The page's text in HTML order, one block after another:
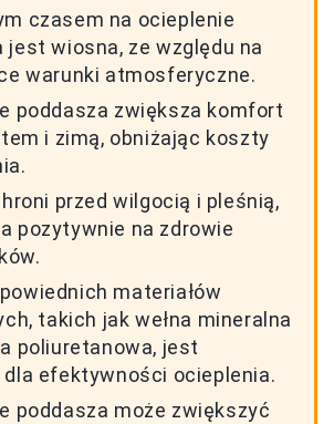
czasem na ocieplenie
jest wiosna, ze względu na
warunki atmosferyczne.
poddasza zwiększa komfort
i zimą, obniżając koszty
przed wilgocią i pleśnią,
pozytywnie na zdrowie
materiałów
takich jak wełna mineralna
poliuretanowa, jest
dla efektywności ocieplenia.
poddasza może zwiększyć